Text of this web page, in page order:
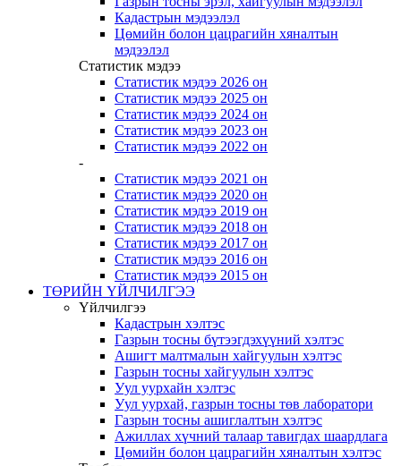
Кадастрын мэдээлэл
Цөмийн болон цацрагийн хяналтын
мэдээлэл
Статистик мэдээ
Статистик мэдээ 2026 он
Статистик мэдээ 2025 он
Статистик мэдээ 2024 он
Статистик мэдээ 2023 он
Статистик мэдээ 2022 он
-
Статистик мэдээ 2021 он
Статистик мэдээ 2020 он
Статистик мэдээ 2019 он
Статистик мэдээ 2018 он
Статистик мэдээ 2017 он
Статистик мэдээ 2016 он
Статистик мэдээ 2015 он
ТӨРИЙН ҮЙЛЧИЛГЭЭ
Үйлчилгээ
Кадастрын хэлтэс
Газрын тосны бүтээгдэхүүний хэлтэс
Ашигт малтмалын хайгуулын хэлтэс
Газрын тосны хайгуулын хэлтэс
Уул уурхайн хэлтэс
Уул уурхай, газрын тосны төв лаборатори
Газрын тосны ашиглалтын хэлтэс
Ажиллах хүчний талаар тавигдах шаардлага
Цөмийн болон цацрагийн хяналтын хэлтэс